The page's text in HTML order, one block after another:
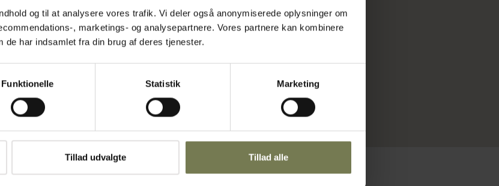
og til at analysere vores trafik. Vi deler også anonymiserede oplysninger om
, marketings- og analysepartnere. Vores partnere kan kombinere
de har indsamlet fra din brug af deres tjenester.
Funktionelle Statistik Marketing
Tillad udvalgte Tillad alle
der